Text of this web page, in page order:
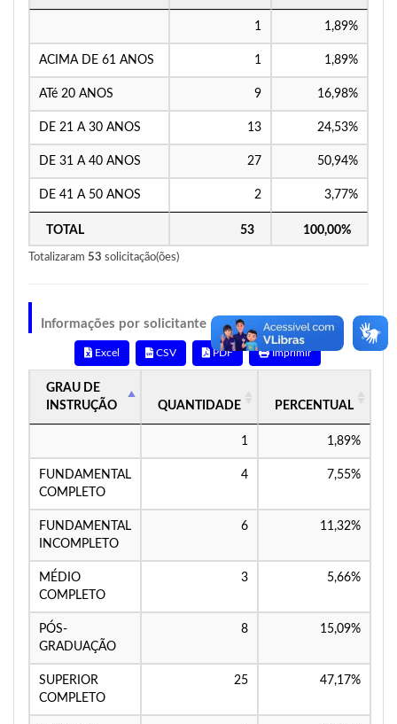
1 1,89%
ACIMA DE 61 ANOS 1 1,89%
ATé 20 ANOS 9 16,98%
DE 21 A 30 ANOS 13 24,53%
DE 31 A 40 ANOS 27 50,94%
DE 41 A 50 ANOS 2 3,77%
TOTAL 53 100,00%
Totalizaram 53 solicitação(ões)
Informações por solicitante — Grau de instrução
Excel CSV PDF Imprimir
GRAU DE
INSTRUÇÃO
QUANTIDADE PERCENTUAL
1 1,89%
FUNDAMENTAL
COMPLETO
4 7,55%
FUNDAMENTAL
INCOMPLETO
6 11,32%
MÉDIO
COMPLETO
3 5,66%
PÓS-
GRADUAÇÃO
8 15,09%
SUPERIOR
COMPLETO
25 47,17%